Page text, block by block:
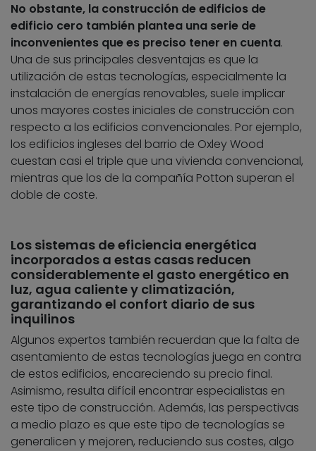
No obstante, la construcción de edificios de
edificio cero también plantea una serie de
inconvenientes que es preciso tener en cuenta.
Una de sus principales desventajas es que la
utilización de estas tecnologías, especialmente la
instalación de energías renovables, suele implicar
unos mayores costes iniciales de construcción con
respecto a los edificios convencionales. Por ejemplo,
los edificios ingleses del barrio de Oxley Wood
cuestan casi el triple que una vivienda convencional,
mientras que los de la compañía Potton superan el
doble de coste.
Los sistemas de eficiencia energética
incorporados a estas casas reducen
considerablemente el gasto energético en
luz, agua caliente y climatización,
garantizando el confort diario de sus
inquilinos
Algunos expertos también recuerdan que la falta de
asentamiento de estas tecnologías juega en contra
de estos edificios, encareciendo su precio final.
Asimismo, resulta difícil encontrar especialistas en
este tipo de construcción. Además, las perspectivas
a medio plazo es que este tipo de tecnologías se
generalicen y mejoren, reduciendo sus costes, algo